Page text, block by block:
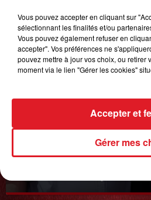
Interview du 20 juin 2025
Vous pouvez accepter en cliquant sur
sélectionnant les finalités et/ou
Vous pouvez également refuser en
accepter". Vos préférences ne
pouvez mettre à jour vos choix, ou retirer
moment via le lien "Gérer les cookies"
Gérer mes
Accepter et